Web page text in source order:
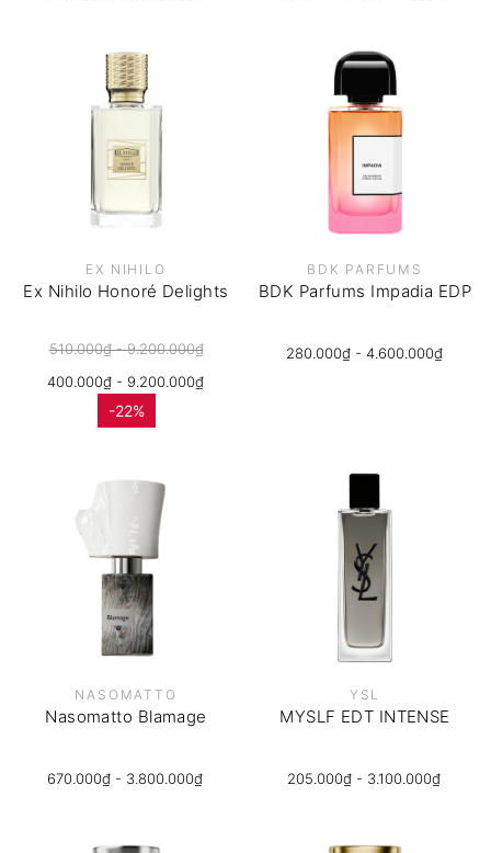
EX NIHILO
Ex Nihilo Honoré Delights
510.000₫ - 9.200.000₫
400.000₫ - 9.200.000₫
-22%
BDK PARFUMS
BDK Parfums Impadia EDP
280.000₫ - 4.600.000₫
NASOMATTO
Nasomatto Blamage
670.000₫ - 3.800.000₫
YSL
MYSLF EDT INTENSE
205.000₫ - 3.100.000₫